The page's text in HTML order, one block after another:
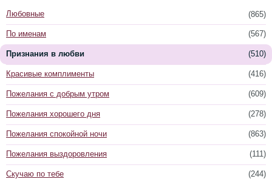
(865)
Любовные
(567)
По именам
(510)
Признания в любви
(416)
Красивые комплименты
(609)
Пожелания с добрым утром
(278)
Пожелания хорошего дня
(863)
Пожелания спокойной ночи
(111)
Пожелания выздоровления
(244)
Скучаю по тебе